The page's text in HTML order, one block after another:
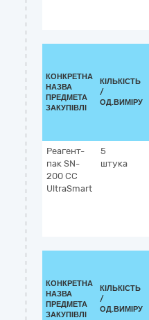
КОНКРЕТНА
НАЗВА
ПРЕДМЕТА
ЗАКУПІВЛІ
КІЛЬКІСТЬ
/
ОД.ВИМІРУ
Реагент-
пак SN-
200 CC
UltraSmart
5
штука
КОНКРЕТНА
НАЗВА
ПРЕДМЕТА
ЗАКУПІВЛІ
КІЛЬКІСТЬ
/
ОД.ВИМІРУ